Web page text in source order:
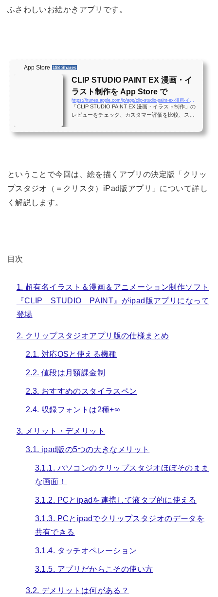
ふさわしいお絵かきアプリです。
App Store 198 Shares
CLIP STUDIO PAINT EX 漫画・イ
ラスト制作を App Store で
「CLIP STUDIO PAINT EX 漫画・イラスト制作」の
レビューをチェック、カスタマー評価を比較、スク
DIO PAINT EX 漫画・イラスト制作をダウンロード
ということで今回は、絵を描くアプリの決定版「クリッ
プスタジオ（＝クリスタ）iPad版アプリ」について詳し
く解説します。
目次
1. 超有名イラスト＆漫画＆アニメーション制作ソフト
『CLIP STUDIO PAINT』がipad版アプリになって
登場
2. クリップスタジオアプリ版の仕様まとめ
2.1. 対応OSと使える機種
2.2. 値段は月額課金制
2.3. おすすめのスタイラスペン
2.4. 収録フォントは2種+∞
3. メリット・デメリット
3.1. ipad版の5つの大きなメリット
3.1.1. パソコンのクリップスタジオほぼそのまま
な画面！
3.1.2. PCとipadを連携して液タブ的に使える
3.1.3. PCとipadでクリップスタジオのデータを
共有できる
3.1.4. タッチオペレーション
3.1.5. アプリだからこその使い方
3.2. デメリットは何がある？